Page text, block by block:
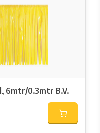
6mtr/0.3mtr B.V.